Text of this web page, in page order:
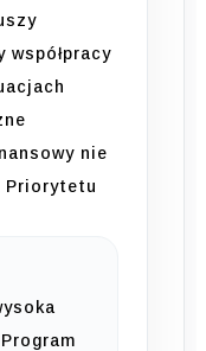
nie
Priorytetu